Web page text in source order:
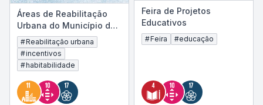
Áreas de Reabilitação
Urbana do Município do
Seixal
#Reabilitação urbana
#incentivos
#habitabilidade
Feira de Projetos
Educativos
#Feira #educação